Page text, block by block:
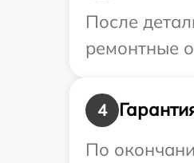
После
ремонтные
4
По